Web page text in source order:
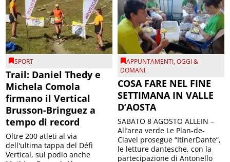
SPORT
Trail: Daniel Thedy e
Michela Comola
firmano il Vertical
Brusson-Bringuez a
tempo di record
Oltre 200 atleti al via
dell'ultima tappa del Défì
Vertical, sul podio anche
APPUNTAMENTI,OGGI &
DOMANI
COSA FARE NEL FINE
SETTIMANA IN VALLE
D’AOSTA
SABATO 8 AGOSTO ALLEIN –
All’area verde Le Plan-de-
Clavel prosegue “ItinerDante”,
le letture dantesche, con la
partecipazione di Antonello